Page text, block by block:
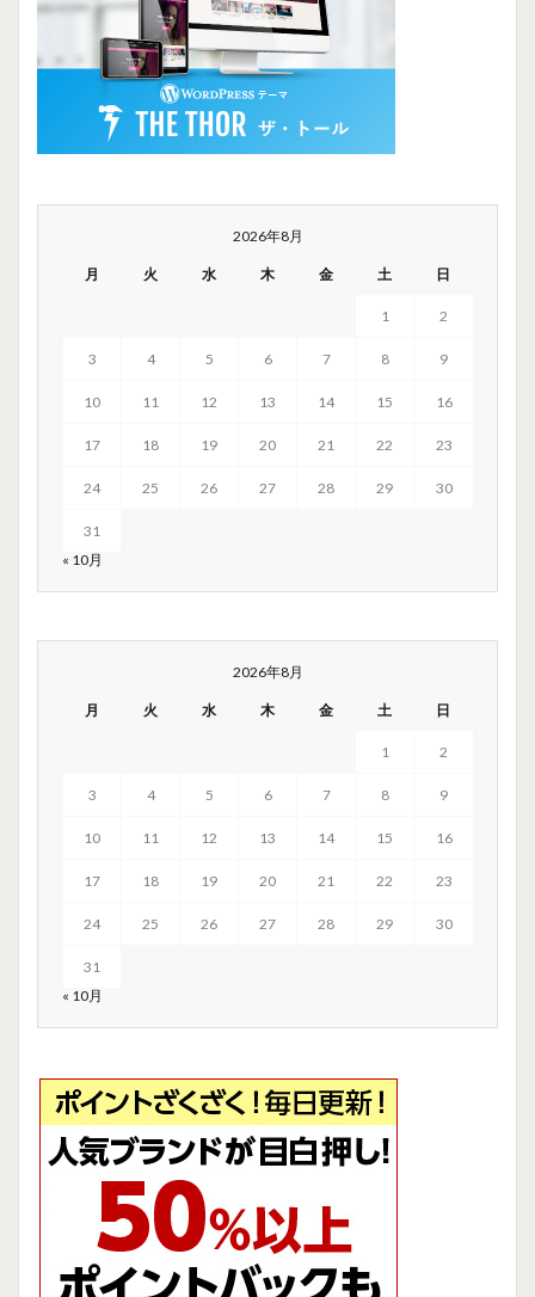
2026年8月
月 火 水 木 金 土 日
1 2
3 4 5 6 7 8 9
10 11 12 13 14 15 16
17 18 19 20 21 22 23
24 25 26 27 28 29 30
31
« 10月
2026年8月
月 火 水 木 金 土 日
1 2
3 4 5 6 7 8 9
10 11 12 13 14 15 16
17 18 19 20 21 22 23
24 25 26 27 28 29 30
31
« 10月